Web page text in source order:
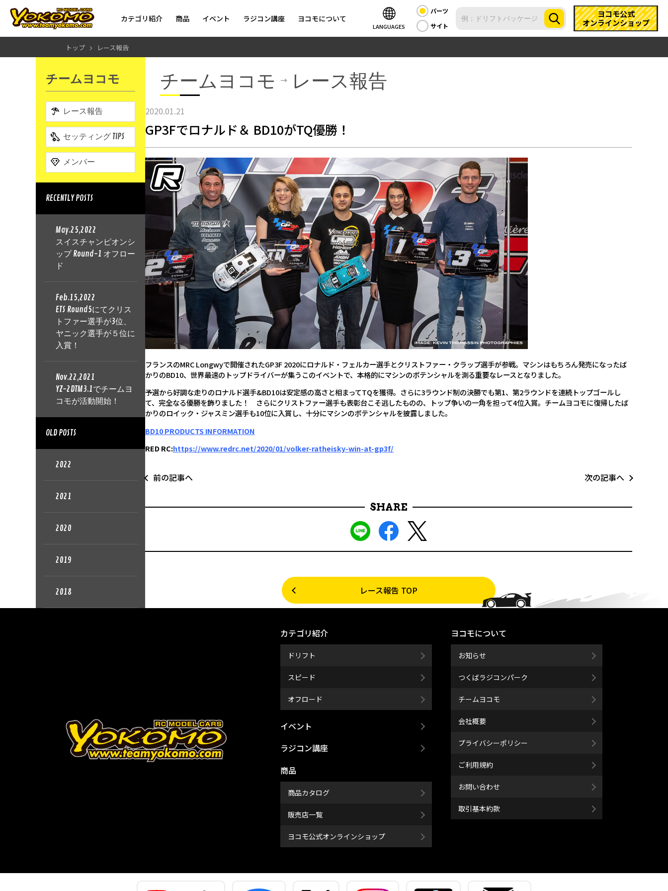
カテゴリ紹介 商品 イベント ラジコン講座 ヨコモについて
LANGUAGES
パーツ
サイト
ヨコモ公式
オンラインショップ
トップ レース報告
チームヨコモ
レース報告
セッティング TIPS
メンバー
RECENTLY POSTS
May.25,2022
スイスチャンピオンシ
ップ Round-1 オフロー
ド
Feb.15,2022
ETS Round5にてクリス
トファー選手が3位、
ヤニック選手が５位に
入賞！
Nov.22,2021
YZ-2DTM3.1でチームヨ
コモが活動開始！
OLD POSTS
2022
2021
2020
2019
2018
チームヨコモ レース報告
2020.01.21
GP3Fでロナルド＆ BD10がTQ優勝！
フランスのMRC Longwyで開催されたGP3F 2020にロナルド・フェルカー選手とクリストファー・クラップ選手が参戦。マシンはもちろん発売になったば
かりのBD10、世界最速のトップドライバーが集うこのイベントで、本格的にマシンのポテンシャルを測る重要なレースとなりました。
予選から好調な走りのロナルド選手&BD10は安定感の高さと相まってTQを獲得。さらに3ラウンド制の決勝でも第1、第2ラウンドを連続トップゴールし
て、完全なる優勝を飾りました！ さらにクリストファー選手も表彰台こそ逃したものの、トップ争いの一角を担って4位入賞。チームヨコモに復帰したば
かりのロイック・ジャスミン選手も10位に入賞し、十分にマシンのポテンシャルを披露しました。
BD10 PRODUCTS INFORMATION
RED RC:https://www.redrc.net/2020/01/volker-ratheisky-win-at-gp3f/
前の記事へ 次の記事へ
SHARE
レース報告 TOP
カテゴリ紹介
ドリフト
スピード
オフロード
イベント
ラジコン講座
商品
商品カタログ
販売店一覧
ヨコモ公式オンラインショップ
ヨコモについて
お知らせ
つくばラジコンパーク
チームヨコモ
会社概要
プライバシーポリシー
ご利用規約
お問い合わせ
取引基本約款